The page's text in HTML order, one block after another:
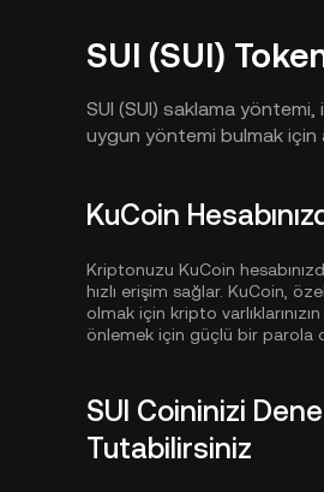
SUI (SUI)
SUI (SUI) saklama
uygun yöntemi bulmak için
KuCoin
Kriptonuzu KuCoin
hızlı erişim sağlar. KuCoin,
olmak için kripto
önlemek için güçlü bir parola
SUI Coininizi
Tutabilirsiniz